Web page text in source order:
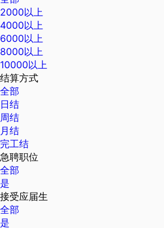
2000以上
4000以上
6000以上
8000以上
10000以上
结算方式
全部
日结
周结
月结
完工结
急聘职位
全部
是
接受应届生
全部
是